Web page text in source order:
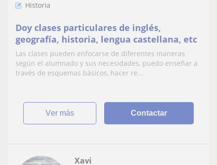
Historia
Doy clases particulares de inglés,
geografía, historia, lengua castellana, etc
Las clases pueden enfocarse de diferentes maneras
según el alumnado y sus necesidades, puedo enseñar a
través de esquemas básicos, hacer re...
ver más Contactar
Xavi